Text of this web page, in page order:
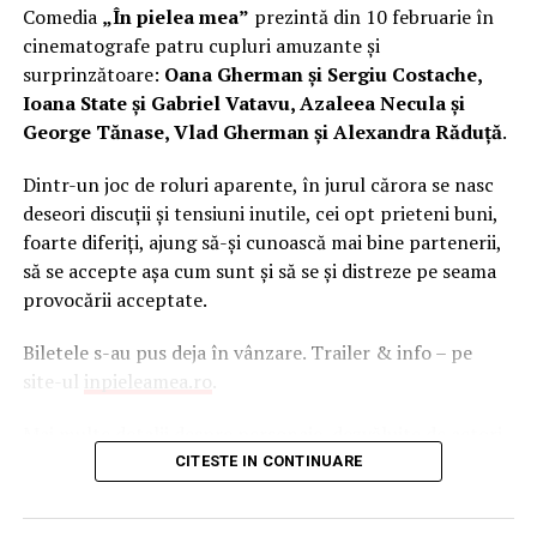
Tichete sociale valorice acordate cu ocazia Sărbătorilor
de Paşte
(sunet), Anca Miron (scenografie), Francisca Vass
(costume).
Reprezentativă pentru modul în care majoritatea
tinerilor se raportează la relațiile de cuplu, comedia „În
George Tănase, Sergiu Costache, Oana Gherman,
Vlad Gherman, Azaleea Necula, Alexandra Răduță,
Gabriel Vatavu, alături de Ioana Ginghină, Mihai
Găinușă, Daria Janeși alții.
City Iulius Mall Suceava, de la 18:30, spectatorii sunt
invitați la film alături de actorii Sergiu Costache, Vlad
O comedie actuală și colorată, filmul„În pielea mea”
februarie, distribuit de T.R.I.B.E. Films.
Comedia „În pielea mea” prezintă din 10 februarie în
cinematografe patru cupluri amuzante și
surprinzătoare: Oana Gherman și Sergiu Costache,
Ioana State și Gabriel Vatavu, Azaleea Necula și
George Tănase, Vlad Gherman și Alexandra Răduță.
Dintr-un joc de roluri aparente, în jurul cărora se nasc
deseori discuții și tensiuni inutile, cei opt prieteni buni,
foarte diferiți, ajung să-și cunoască mai bine partenerii,
să se accepte așa cum sunt și să se și distreze pe seama
provocării acceptate.
Biletele s-au pus deja în vânzare. Trailer & info – pe
site-ul inpieleamea.ro
în premieră, în clipuri amuzante, se regăsesc pe paginile
deFacebook,Instagram,TikTok.
CITESTE IN CONTINUARE